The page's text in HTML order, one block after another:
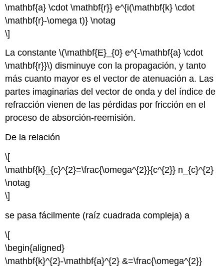
\mathbf{a} \cdot \mathbf{r}} e^{i(\mathbf{k} \cdot
\mathbf{r}-\omega t)} \notag
\]
La constante \(\mathbf{E}_{0} e^{-\mathbf{a} \cdot
\mathbf{r}}\) disminuye con la propagación, y tanto
más cuanto mayor es el vector de atenuación a. Las
partes imaginarias del vector de onda y del índice de
refracción vienen de las pérdidas por fricción en el
proceso de absorción-reemisión.
De la relación
\[
\mathbf{k}_{c}^{2}=\frac{\omega^{2}}{c^{2}} n_{c}^{2}
\notag
\]
se pasa fácilmente (raíz cuadrada compleja) a
\[
\begin{aligned}
\mathbf{k}^{2}-\mathbf{a}^{2} &=\frac{\omega^{2}}